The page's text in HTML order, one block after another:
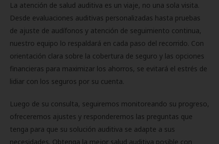
La atención de salud auditiva es un viaje, no una sola visita.
Desde evaluaciones auditivas personalizadas hasta pruebas
de ajuste de audífonos y atención de seguimiento continua,
nuestro equipo lo respaldará en cada paso del recorrido. Con
orientación clara sobre la cobertura de seguro y las opciones
financieras para maximizar los ahorros, se evitará el estrés de
lidiar con los seguros por su cuenta.
Luego de su consulta, seguiremos monitoreando su progreso,
ofreceremos ajustes y responderemos las preguntas que
tenga para que su solución auditiva se adapte a sus
necesidades. Obtenga la mejor salud auditiva posible con